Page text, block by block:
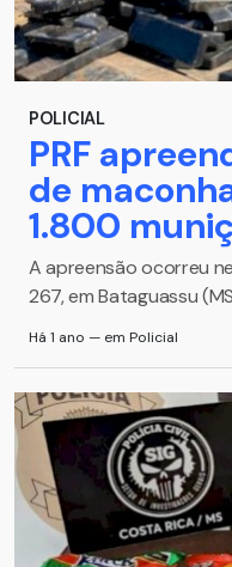
POLICIAL
PRF
de
1.800
A apreensão ocorreu
267, em Bataguassu
Há 1 ano — em Policial